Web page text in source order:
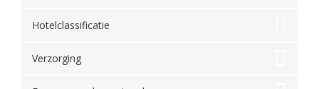
Hotelclassificatie
Verzorging